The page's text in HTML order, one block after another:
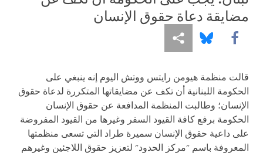
مضايقة دعاة حقوق الإنسان
Share this via Facebook
Share this via Bluesky
Share this via مشاركة
قالت منظمة هيومن رايتس ووتش اليوم إنه ينبغي على
الحكومة اللبنانية أن تكف عن مضايقاتها المتكررة لدعاة حقوق
الإنسان؛ وطالبت المنظمة المدافعة عن حقوق الإنسان
الحكومة برفع كافة القيود السفر وغيرها من القيود المفروضة
على داعية حقوق الإنسان سميرة طراد التي تسعى منظمتها
المعروفة باسم "مركز الحدود" لتعزيز حقوق اللاجئين وغيرهم